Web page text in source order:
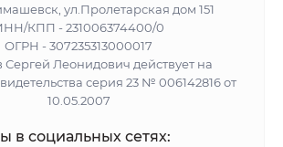
ул.Пролетарская дом 151
КПП - 231006374400/0
ОГРН - 307235313000017
Сергей Леонидович действует на
серия 23 № 006142816 от
10.05.2007
в социальных сетях: